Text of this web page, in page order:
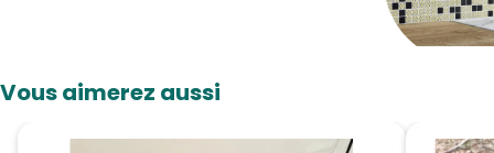
Vous aimerez aussi